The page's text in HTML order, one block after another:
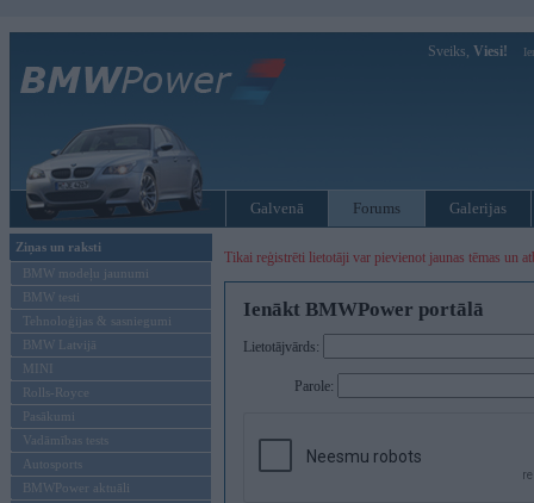
Sveiks, Viesi!
Galvenā Forums Galerijas
Ziņas un raksti
BMW modeļu jaunumi
BMW testi
Tehnoloģijas & sasniegumi
BMW Latvijā
MINI
Rolls-Royce
Pasākumi
Vadāmības tests
Autosports
BMWPower aktuāli
Tikai reģistrēti lietotāji var pievienot jaunas tēmas un
Ienākt BMWPower portālā
Lietotājvārds:
Parole: